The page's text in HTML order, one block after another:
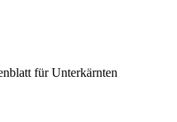
für Unterkärnten